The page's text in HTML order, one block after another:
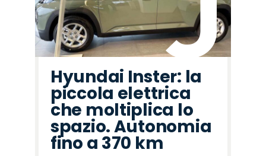
Hyundai Inster: la
piccola elettrica
che moltiplica lo
spazio. Autonomia
fino a 370 km